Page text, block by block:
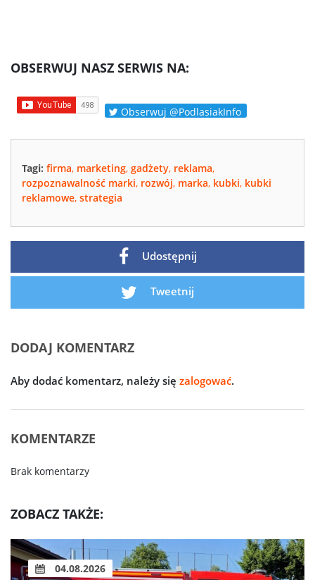
OBSERWUJ NASZ SERWIS NA:
Obserwuj @PodlasiakInfo
Tagi: firma, marketing, gadżety, reklama,
rozpoznawalność marki, rozwój, marka, kubki, kubki
reklamowe, strategia
Udostępnij
Tweetnij
DODAJ KOMENTARZ
Aby dodać komentarz, należy się zalogować.
KOMENTARZE
Brak komentarzy
ZOBACZ TAKŻE:
04.08.2026